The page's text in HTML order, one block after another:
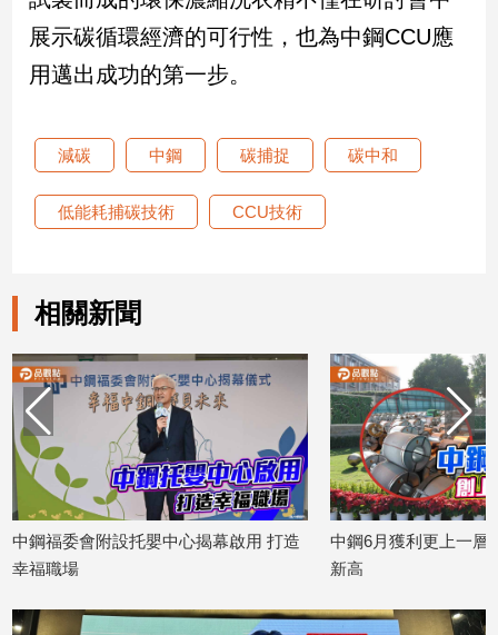
感
情
藝
創
／
電
科
技/
遊
戲
運
動
寵
物
Pet
影
展示碳循環經濟的可行性，也為中鋼CCU應
用邁出成功的第一步。
減碳 中鋼 碳捕捉 碳中和
低能耗捕碳技術 CCU技術
相關新聞
中鋼福委會附設托嬰中心揭幕啟用 打造
幸福職場
中鋼6月獲利更上一層
新高